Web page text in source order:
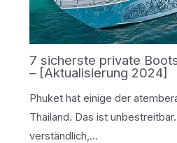
7 sicherste private
– [Aktualisierung 2024]
Phuket hat einige der
Thailand. Das ist
verständlich,…